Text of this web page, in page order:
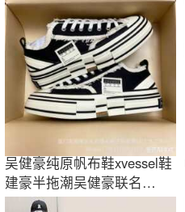
吴健豪纯原帆布鞋xvessel鞋
建豪半拖潮吴健豪联名
xvessel乞丐鞋